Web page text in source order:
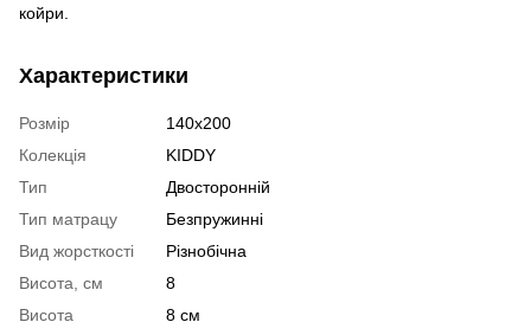
койри.
Характеристики
Розмір
140х200
Колекція
KIDDY
Тип
Двосторонній
Тип матрацу
Безпружинні
Вид жорсткості
Різнобічна
Висота, см
8
Висота
8 см